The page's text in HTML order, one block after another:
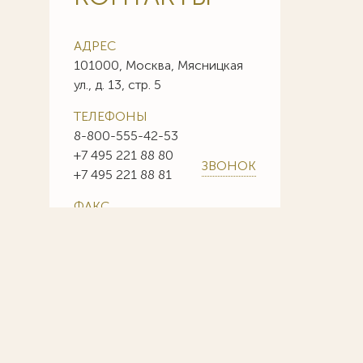
АДРЕС
101000, Москва, Мясницкая
ул., д. 13, стр. 5
ТЕЛЕФОНЫ
8-800-555-42-53
+7 495 221 88 80
+7 495 221 88 81
ЗВОНОК
ФАКС